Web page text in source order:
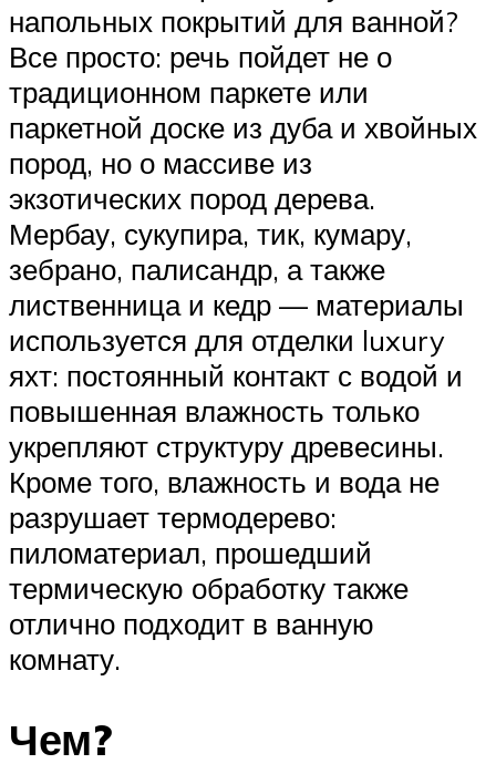
напольных покрытий для ванной?
Все просто: речь пойдет не о
традиционном паркете или
паркетной доске из дуба и хвойных
пород, но о массиве из
экзотических пород дерева.
Мербау, сукупира, тик, кумару,
зебрано, палисандр, а также
лиственница и кедр — материалы
используется для отделки luxury
яхт: постоянный контакт с водой и
повышенная влажность только
укрепляют структуру древесины.
Кроме того, влажность и вода не
разрушает термодерево:
пиломатериал, прошедший
термическую обработку также
отлично подходит в ванную
комнату.
Чем?